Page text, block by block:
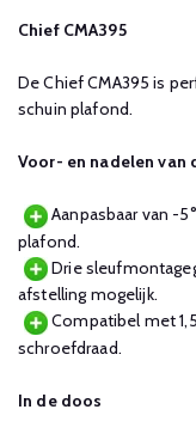
Chief CMA395
De Chief CMA395 is
schuin plafond.
Voor- en nadelen van
Aanpasbaar van -
plafond.
Drie
afstelling mogelijk.
Compatibel met
schroefdraad.
In de doos